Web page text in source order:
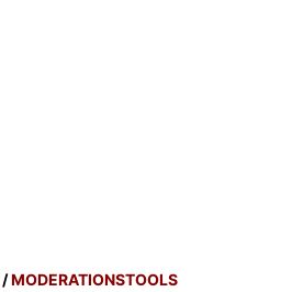
/MODERATIONSTOOLS